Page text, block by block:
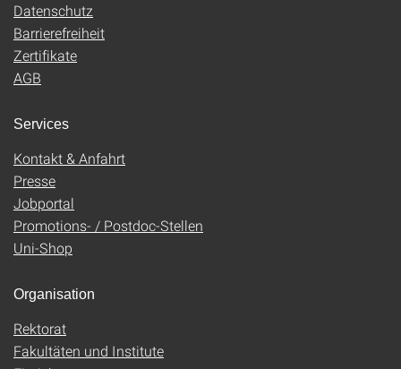
Datenschutz
Barrierefreiheit
Zertifikate
AGB
Services
Kontakt & Anfahrt
Presse
Jobportal
Promotions- / Postdoc-Stellen
Uni-Shop
Organisation
Rektorat
Fakultäten und Institute